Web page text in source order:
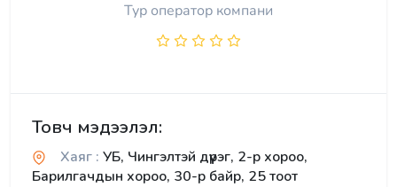
Тур оператор компани
Товч мэдээлэл:
Хаяг : УБ, Чингэлтэй дүүрэг, 2-р хороо,
Барилгачдын хороо, 30-р байр, 25 тоот